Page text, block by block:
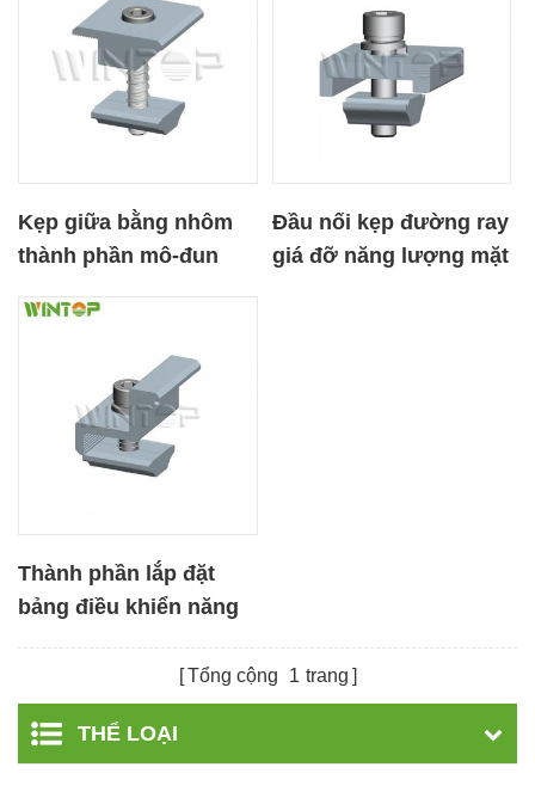
Kẹp giữa bằng nhôm
thành phần mô-đun
PV
Đầu nối kẹp đường ray
giá đỡ năng lượng mặt
Thành phần lắp đặt
bảng điều khiển năng
cuối bằng nhômTổng cộng 1 trang
THỂ LOẠI